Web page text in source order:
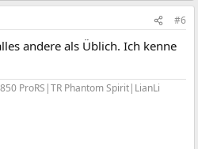
#6
andere als Üblich. Ich kenne
ProRS|TR Phantom Spirit|LianLi